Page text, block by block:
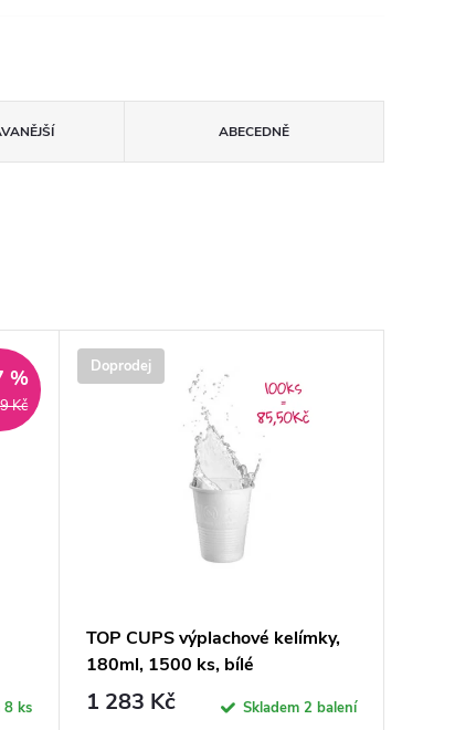
ABECEDNĚ
Kč
%
8 ks
Doprodej
TOP CUPS výplachové kelímky,
180ml, 1500 ks, bílé
1 283 Kč Skladem 2 balení